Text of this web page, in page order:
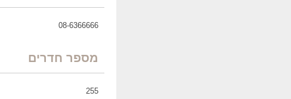
08-6366666
מספר חדרים
255